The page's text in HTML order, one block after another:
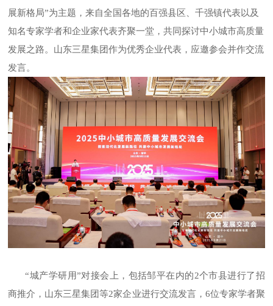
展新格局”为主题，来自全国各地的百强县区、千强镇代表以及
知名专家学者和企业家代表齐聚一堂，共同探讨中小城市高质量
发展之路。山东三星集团作为优秀企业代表，应邀参会并作交流
发言。
“城产学研用”对接会上，包括邹平在内的2个市县进行了招
商推介，山东三星集团等2家企业进行交流发言，6位专家学者聚